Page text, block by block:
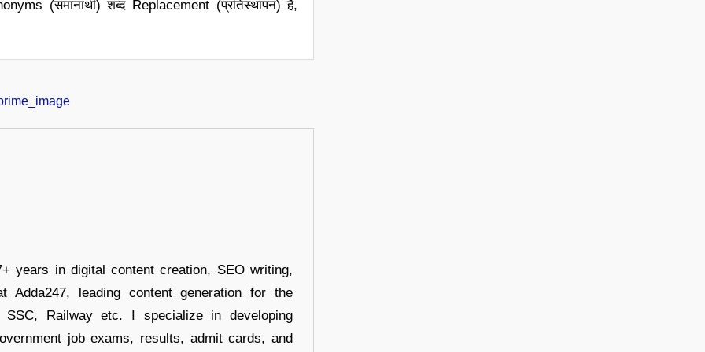
(समानार्थी) शब्द Replacement (प्रतिस्थापन) है,
years in digital content creation, SEO writing,
Adda247, leading content generation for the
Railway etc. I specialize in developing
job exams, results, admit cards, and